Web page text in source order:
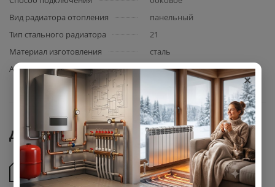
Вид радиатора отопления
панельный
Тип стального радиатора
21
Материал изготовления
сталь
Акция
да
Документы
Сертификат соответствия стальных панельных
×